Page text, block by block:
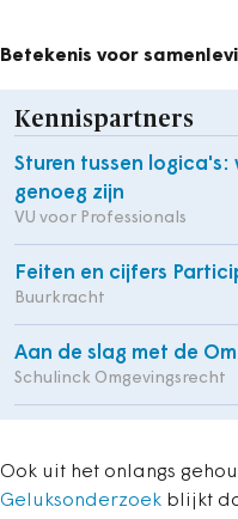
Betekenis voor
Kennispartners
Sturen tussen
genoeg zijn
VU voor Professionals
Feiten en cijfers
Buurkracht
Aan de slag met de
Schulinck Omgevingsrecht
Ook uit het onlangs
Geluksonderzoek blijkt